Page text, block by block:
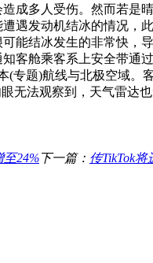
造成多人受伤。然而若
遇发动机结冰的情况
可能结冰发生的非常快
知客舱乘客系上安全带
专题)航线与北极空域
法观察到，天气雷达
24%下一篇： 传TikTok